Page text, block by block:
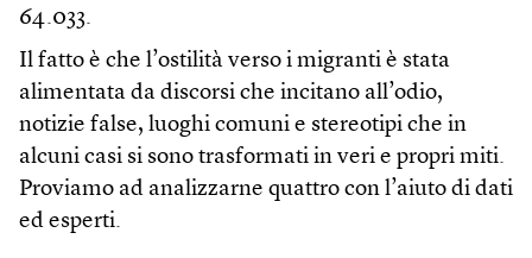
64.033.
Il fatto è che l’ostilità verso i migranti è stata
alimentata da discorsi che incitano all’odio,
notizie false, luoghi comuni e stereotipi che in
alcuni casi si sono trasformati in veri e propri miti.
Proviamo ad analizzarne quattro con l’aiuto di dati
ed esperti.